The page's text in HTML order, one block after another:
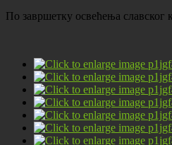
По завршетку освећења славског